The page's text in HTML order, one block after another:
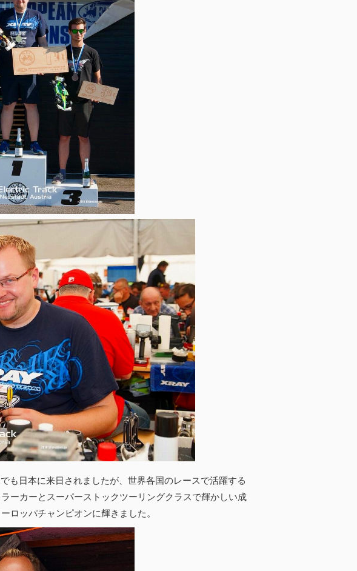
も日本に来日されましたが、世界各国のレースで活躍する
ーカーとスーパーストックツーリングクラスで輝かしい成
ロッパチャンピオンに輝きました。